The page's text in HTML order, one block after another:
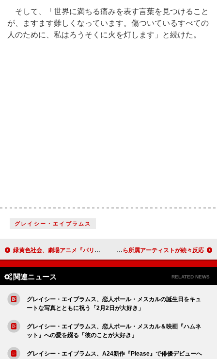
そして、「世界に満ちる痛みを表す言葉を見つけること
が、ますます難しくなっています。傷ついているすべての
人のために、私はろうそくに火を灯します」と続けた。
グレイシー・エイブラムス
緑黄色社会、劇場アニメ『パリに咲くエトワール』主題歌／挿入歌のCD発売決定＆コラボMVも公開 ワッサーマン創設者のエプスティーン関係疑惑、チャペル・ローンら所属アーティストが続々反応
関連ニュース RELATED NEWS
グレイシー・エイブラムス、恋人ポール・メスカルの誕生日をキュ
ートな写真とともに祝う「2月2日が大好き」
グレイシー・エイブラムス、恋人ポール・メスカル＆映画『ハムネ
ット』への愛を綴る「彼のことが大好き」
グレイシー・エイブラムス、A24新作『Please』で俳優デビューへ